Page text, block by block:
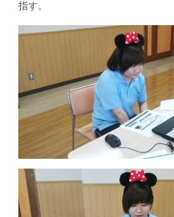
指す。